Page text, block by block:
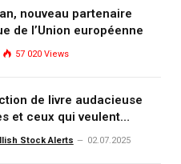
nouveau partenaire
de l’Union européenne
57 020 Views
de livre audacieuse
et ceux qui veulent
investir et dominer le
Stock Alerts 02.07.2025